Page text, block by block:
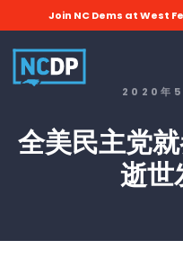
Join NC Dems at West
2020年5
全美民主党
逝世